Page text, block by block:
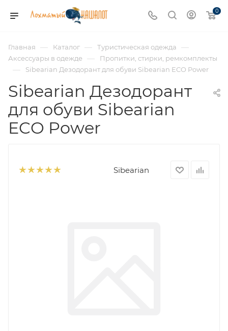
0
Главная — Каталог — Туристическая одежда —
Аксессуары в одежде — Пропитки, стирки, ремкомплекты
— Sibearian Дезодорант для обуви Sibearian ECO Power
Sibearian Дезодорант
для обуви Sibearian
ECO Power
Sibearian